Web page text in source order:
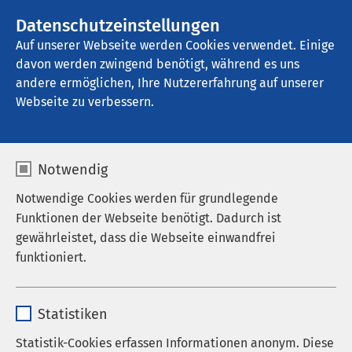
Datenschutzeinstellungen
Auf unserer Webseite werden Cookies verwendet. Einige
davon werden zwingend benötigt, während es uns
andere ermöglichen, Ihre Nutzererfahrung auf unserer
Webseite zu verbessern.
Notwendig
Notwendige Cookies werden für grundlegende
Funktionen der Webseite benötigt. Dadurch ist
gewährleistet, dass die Webseite einwandfrei
funktioniert.
Anbieter sgalinski
Statistiken
Statistik-Cookies erfassen Informationen anonym. Diese
Startseite der AMEOS Gruppe
Fort- und Weiterbildung